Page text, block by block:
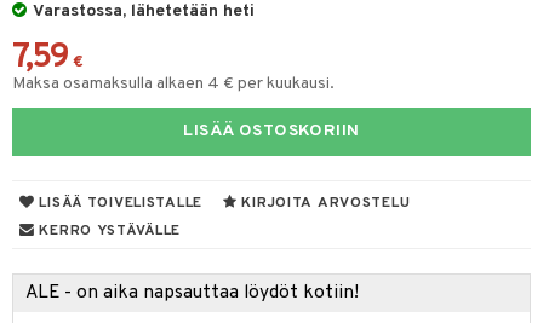
Varastossa, lähetetään heti
7,59 €
Maksa osamaksulla alkaen 4 € per kuukausi.
LISÄÄ OSTOSKORIIN
LISÄÄ TOIVELISTALLE
KIRJOITA ARVOSTELU
KERRO YSTÄVÄLLE
ALE - on aika napsauttaa löydöt kotiin!